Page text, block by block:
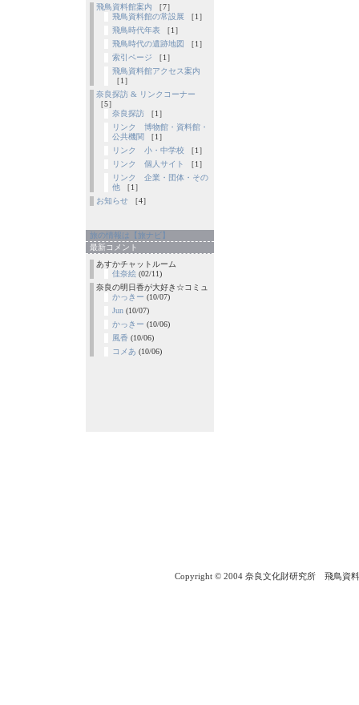
飛鳥資料館案内 ［7］
飛鳥資料館の常設展 ［1］
飛鳥時代年表 ［1］
飛鳥時代の遺跡地図
［1］
索引ページ ［1］
飛鳥資料館アクセス案内
［1］
奈良探訪 & リンクコーナー
［5］
奈良探訪 ［1］
リンク 博物館・資料館・
公共機関 ［1］
リンク 小・中学校 ［1］
リンク 個人サイト
［1］
リンク 企業・団体・その
他 ［1］
お知らせ ［4］
旅の情報は【旅ナビ】
最新コメント
あすかチャットルーム
佳奈絵 (02/11)
奈良の明日香が大好き☆コミュ
かっきー (10/07)
Jun (10/07)
かっきー (10/06)
風香 (10/06)
コメあ (10/06)
Copyright © 2004 奈良文化財研究所 飛鳥資